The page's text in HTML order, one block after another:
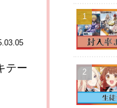
テー